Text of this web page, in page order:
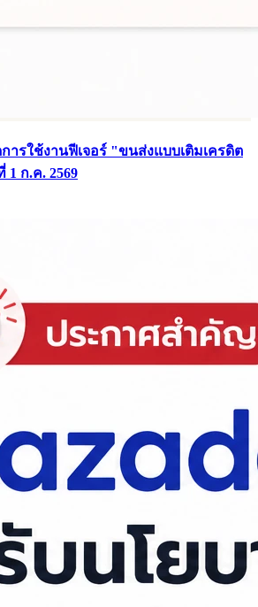
ารใช้งานฟีเจอร์ "ขนส่งแบบเติมเครดิต
ก.ค. 2569